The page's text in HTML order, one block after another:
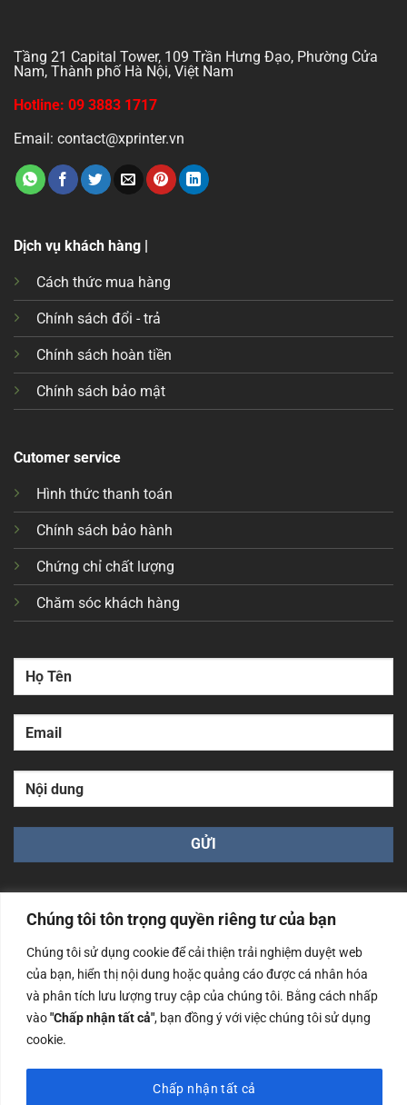
Chúng tôi tôn trọng quyền riêng tư của bạn
Chúng tôi sử dụng cookie để cải thiện trải nghiệm duyệt web
của bạn, hiển thị nội dung hoặc quảng cáo được cá nhân hóa
và phân tích lưu lượng truy cập của chúng tôi. Bằng cách nhấp
vào"Chấp nhận tất cả", bạn đồng ý với việc chúng tôi sử dụng
cookie.
Chấp nhận tất cả
Tầng 21 Capital Tower, 109 Trần Hưng Đạo, Phường Cửa
Nam, Thành phố Hà Nội, Việt Nam
Hotline: 09 3883 1717
Email: contact@xprinter.vn
Dịch vụ khách hàng |
Cách thức mua hàng
Chính sách đổi - trả
Chính sách hoàn tiền
Chính sách bảo mật
Cutomer service
Hình thức thanh toán
Chính sách bảo hành
Chứng chỉ chất lượng
Chăm sóc khách hàng
Công ty TNHH Nam Bình Xương - Số ĐKKD: 0108783483
cấp ngày 14/06/2019 bởi Sở Kế Hoạch và Đầu Tư Tp. Hà
Nội
Copyrights @2023 Nam Binh Xuong. All Rights Reserved